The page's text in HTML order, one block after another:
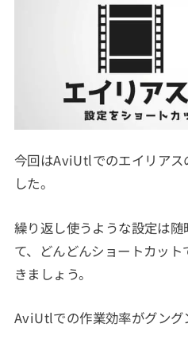
今回はAviUtlでのエイリアス
した。
繰り返し使うような設定は
て、どんどんショートカッ
きましょう。
AviUtlでの作業効率がグング